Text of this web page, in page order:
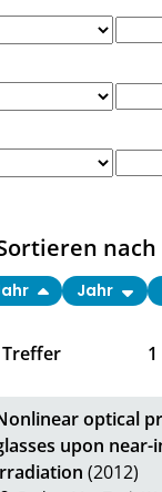
Treffer 1
nach
Jahr
optical
upon
(2012)